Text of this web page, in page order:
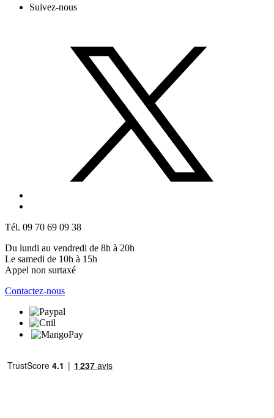
Suivez-nous
Tél. 09 70 69 09 38
Du lundi au vendredi de 8h à 20h
Le samedi de 10h à 15h
Appel non surtaxé
Contactez-nous